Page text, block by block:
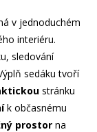
v jednoduchém
interiéru.
sledování
sedáku tvoří
stránku
k občasnému
prostor na